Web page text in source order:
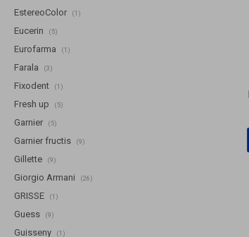
EstereoColor (1)
Eucerin (5)
Eurofarma (1)
Farala (3)
Fixodent (1)
Fresh up (5)
Garnier (5)
Garnier fructis (9)
Gillette (9)
Giorgio Armani (26)
GRISSE (1)
Guess (9)
Guisseny (1)